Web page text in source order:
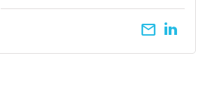
email